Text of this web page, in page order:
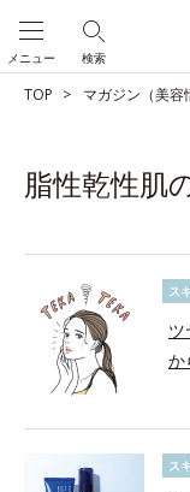
検索
メニュー
TOP マガジン（美容
脂性乾性肌
ス
ツ
か
ス